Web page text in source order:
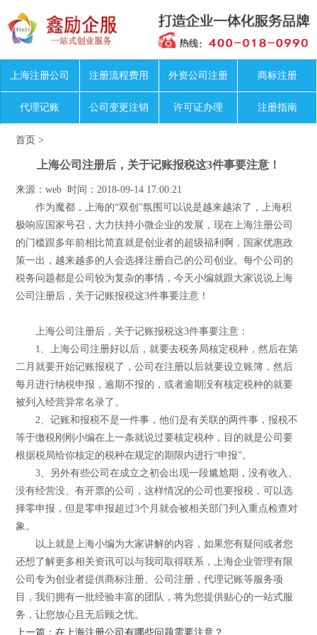
上海注册公司 注册流程费用 外资公司注册 商标注册
代理记账 公司变更注销 许可证办理 注册指南
首页 >
上海公司注册后，关于记账报税这3件事要注意！
来源：web 时间：2018-09-14 17:00:21
作为魔都，上海的“双创”氛围可以说是越来越浓了，上海积
极响应国家号召，大力扶持小微企业的发展，现在上海注册公司
的门槛跟多年前相比简直就是创业者的超级福利啊，国家优惠政
策一出，越来越多的人会选择注册自己的公司创业。每个公司的
税务问题都是公司较为复杂的事情，今天小编就跟大家说说上海
公司注册后，关于记账报税这3件事要注意！
上海公司注册后，关于记账报税这3件事要注意：
1、上海公司注册好以后，就要去税务局核定税种，然后在第
二月就要开始记账报税了，公司在注册以后就要设立账簿，然后
每月进行纳税申报，逾期不报的，或者逾期没有核定税种的就要
被列入经营异常名录了。
2、记账和报税不是一件事，他们是有关联的两件事，报税不
等于缴税刚刚小编在上一条就说过要核定税种，目的就是公司要
根据税局给你核定的税种在规定的期限内进行“申报”。
3、另外有些公司在成立之初会出现一段尴尬期，没有收入、
没有经营没、有开票的公司，这样情况的公司也要报税，可以选
择零申报，但是零申报超过3个月就会被相关部门列入重点检查对
象。
以上就是上海小编为大家讲解的内容，如果您有疑问或者您
还想了解更多相关资讯可以与我司取得联系，上海企业管理有限
公司专为创业者提供商标注册、公司注册，代理记账等服务项
目，我们拥有一批经验丰富的团队，将为您提供贴心的一站式服
务，让您放心且无后顾之忧。
上一篇：在上海注册公司有哪些问题需要注意？